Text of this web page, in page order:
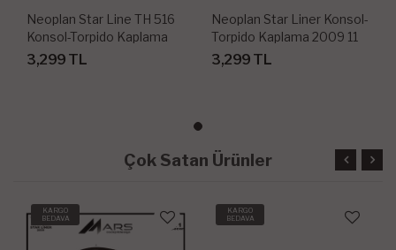
Neoplan Star Line TH 516
Konsol-Torpido Kaplama
1998 16 Parça
3,299 TL
Neoplan Star Liner Konsol-
Torpido Kaplama 2009 11
Parça
3,299 TL
Çok Satan Ürünler
KARGO
BEDAVA
KARGO
BEDAVA